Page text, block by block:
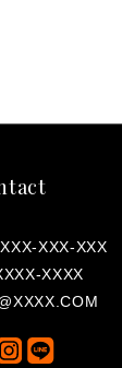
XXX-XXX
XXXX